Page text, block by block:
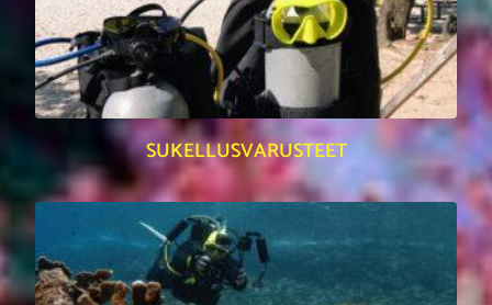
SUKELLUSVARUSTEET